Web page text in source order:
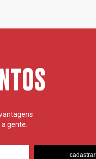
gente.
cadastrar